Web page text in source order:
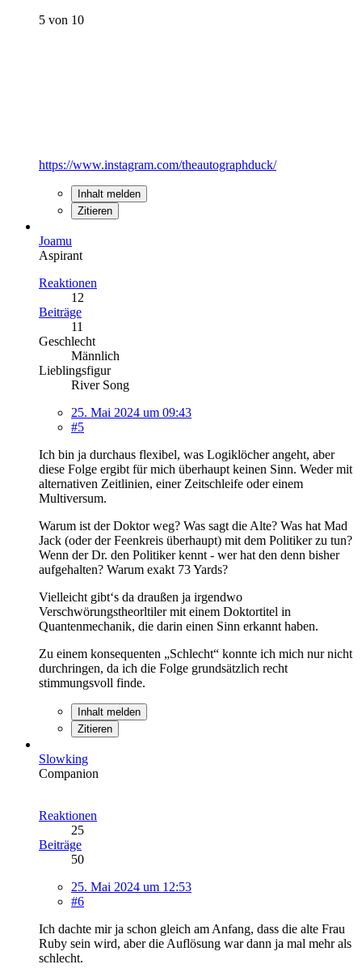
5 von 10
https://www.instagram.com/theautographduck/
Inhalt melden
Zitieren
Joamu
Aspirant
Reaktionen
12
Beiträge
11
Geschlecht
Männlich
Lieblingsfigur
River Song
25. Mai 2024 um 09:43
#5
Ich bin ja durchaus flexibel, was Logiklöcher angeht, aber
diese Folge ergibt für mich überhaupt keinen Sinn. Weder mit
alternativen Zeitlinien, einer Zeitschleife oder einem
Multiversum.
Warum ist der Doktor weg? Was sagt die Alte? Was hat Mad
Jack (oder der Feenkreis überhaupt) mit dem Politiker zu tun?
Wenn der Dr. den Politiker kennt - wer hat den denn bisher
aufgehalten? Warum exakt 73 Yards?
Vielleicht gibt‘s da draußen ja irgendwo
Verschwörungstheorltiler mit einem Doktortitel in
Quantenmechanik, die darin einen Sinn erkannt haben.
Zu einem konsequenten „Schlecht“ konnte ich mich nur nicht
durchringen, da ich die Folge grundsätzlich recht
stimmungsvoll finde.
Inhalt melden
Zitieren
Slowking
Companion
Reaktionen
25
Beiträge
50
25. Mai 2024 um 12:53
#6
Ich dachte mir ja schon gleich am Anfang, dass die alte Frau
Ruby sein wird, aber die Auflösung war dann ja mal mehr als
schlecht.